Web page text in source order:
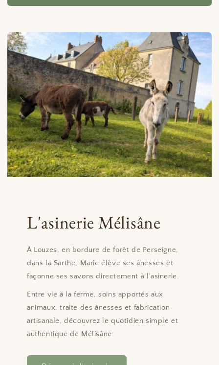
L'asinerie Mélisâne
À Louzes, en bordure de forêt de Perseigne,
dans la Sarthe, Marie élève ses ânesses et
façonne ses savons directement à l’asinerie.
Entre vie à la ferme, soins apportés aux
animaux, traite des ânesses et fabrication
artisanale, découvrez le quotidien simple et
authentique de Mélisâne.